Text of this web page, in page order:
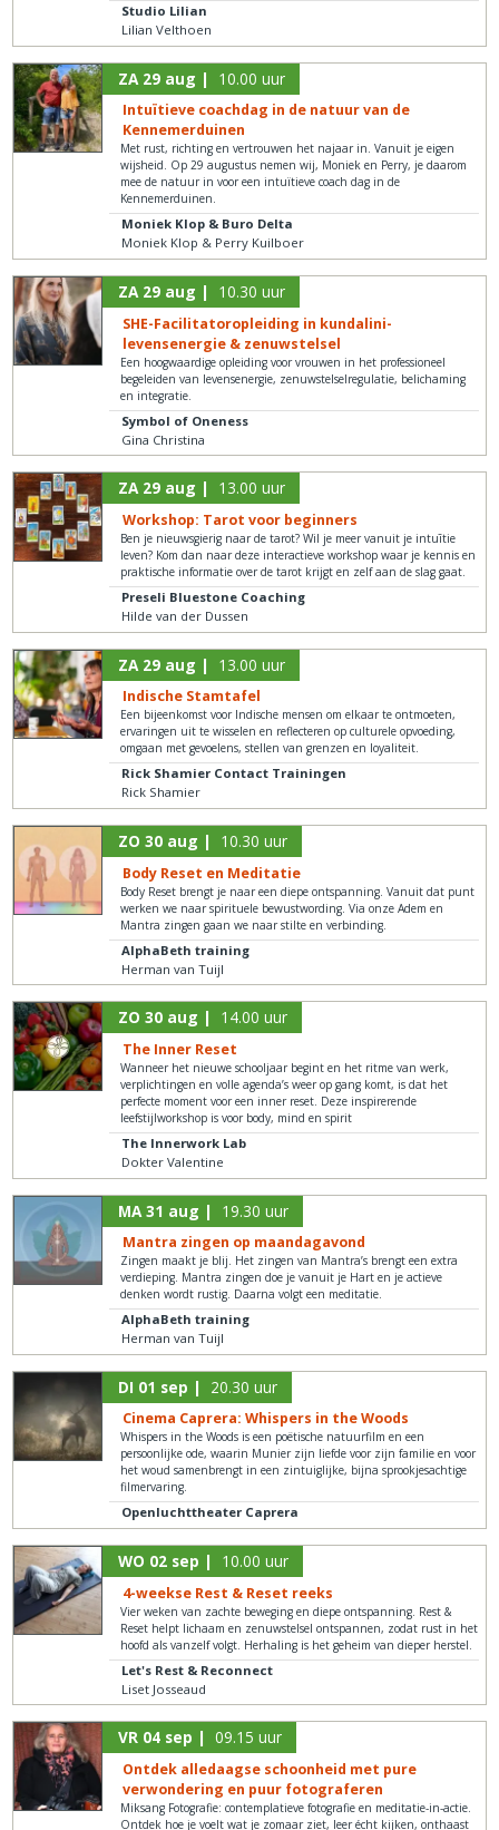
Studio Lilian
Lilian Velthoen
ZA 29 aug | 10.00 uur
Intuïtieve coachdag in de natuur van de
Kennemerduinen
Met rust, richting en vertrouwen het najaar in. Vanuit je eigen
wijsheid. Op 29 augustus nemen wij, Moniek en Perry, je daarom
mee de natuur in voor een intuïtieve coach dag in de
Kennemerduinen.
Moniek Klop & Buro Delta
Moniek Klop & Perry Kuilboer
ZA 29 aug | 10.30 uur
SHE-Facilitatoropleiding in kundalini-
levensenergie & zenuwstelsel
Een hoogwaardige opleiding voor vrouwen in het professioneel
begeleiden van levensenergie, zenuwstelselregulatie, belichaming
en integratie.
Symbol of Oneness
Gina Christina
ZA 29 aug | 13.00 uur
Workshop: Tarot voor beginners
Ben je nieuwsgierig naar de tarot? Wil je meer vanuit je intuītie
leven? Kom dan naar deze interactieve workshop waar je kennis en
praktische informatie over de tarot krijgt en zelf aan de slag gaat.
Preseli Bluestone Coaching
Hilde van der Dussen
ZA 29 aug | 13.00 uur
Indische Stamtafel
Een bijeenkomst voor Indische mensen om elkaar te ontmoeten,
ervaringen uit te wisselen en reflecteren op culturele opvoeding,
omgaan met gevoelens, stellen van grenzen en loyaliteit.
Rick Shamier Contact Trainingen
Rick Shamier
ZO 30 aug | 10.30 uur
Body Reset en Meditatie
Body Reset brengt je naar een diepe ontspanning. Vanuit dat punt
werken we naar spirituele bewustwording. Via onze Adem en
Mantra zingen gaan we naar stilte en verbinding.
AlphaBeth training
Herman van Tuijl
ZO 30 aug | 14.00 uur
The Inner Reset
Wanneer het nieuwe schooljaar begint en het ritme van werk,
verplichtingen en volle agenda’s weer op gang komt, is dat het
perfecte moment voor een inner reset. Deze inspirerende
leefstijlworkshop is voor body, mind en spirit
The Innerwork Lab
Dokter Valentine
MA 31 aug | 19.30 uur
Mantra zingen op maandagavond
Zingen maakt je blij. Het zingen van Mantra’s brengt een extra
verdieping. Mantra zingen doe je vanuit je Hart en je actieve
denken wordt rustig. Daarna volgt een meditatie.
AlphaBeth training
Herman van Tuijl
DI 01 sep | 20.30 uur
Cinema Caprera: Whispers in the Woods
Whispers in the Woods is een poëtische natuurfilm en een
persoonlijke ode, waarin Munier zijn liefde voor zijn familie en voor
het woud samenbrengt in een zintuiglijke, bijna sprookjesachtige
filmervaring.
Openluchttheater Caprera
WO 02 sep | 10.00 uur
4-weekse Rest & Reset reeks
Vier weken van zachte beweging en diepe ontspanning. Rest &
Reset helpt lichaam en zenuwstelsel ontspannen, zodat rust in het
hoofd als vanzelf volgt. Herhaling is het geheim van dieper herstel.
Let's Rest & Reconnect
Liset Josseaud
VR 04 sep | 09.15 uur
Ontdek alledaagse schoonheid met pure
verwondering en puur fotograferen
Miksang Fotografie: contemplatieve fotografie en meditatie-in-actie.
Ontdek hoe je voelt wat je zomaar ziet, leer écht kijken, onthaast